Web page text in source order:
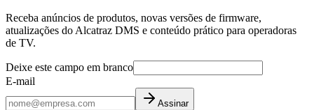
Receba anúncios de produtos, novas versões de firmware,
atualizações do Alcatraz DMS e conteúdo prático para operadoras
de TV.
Deixe este campo em branco
E-mail
Assinar